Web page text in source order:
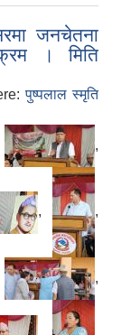
जनचेतना
। मिति
पुष्पलाल स्मृति
,
, ,
,